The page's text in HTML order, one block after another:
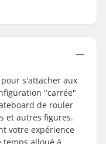
s'attacher aux
"carrée"
de rouler
et autres figures.
votre expérience